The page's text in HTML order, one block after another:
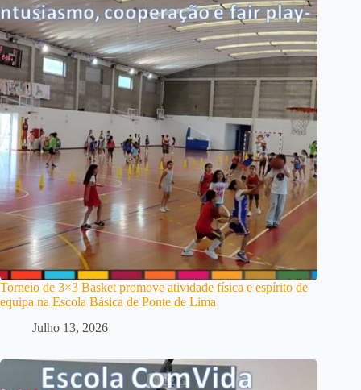
Torneio de 3×3 Basket promove atividade física e espírito de
equipa na Escola Básica de Ponte de Lima
Julho 13, 2026